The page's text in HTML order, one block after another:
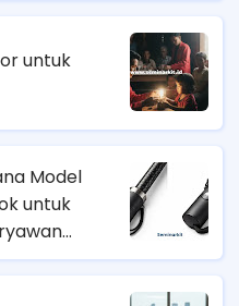
untuk
Model
untuk